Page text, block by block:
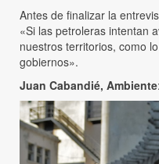
Antes de finalizar la
«Si las petroleras intentan
nuestros territorios, como
gobiernos».
Juan Cabandié, Ambiente: